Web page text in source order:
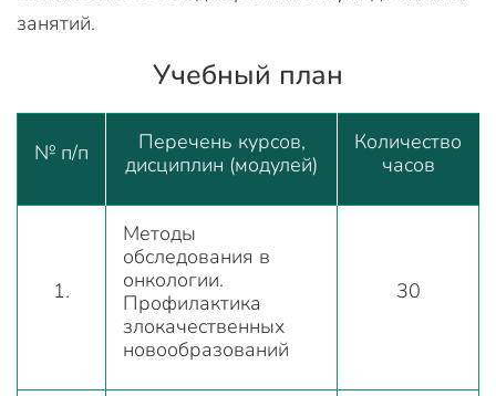
занятий.
Учебный план
№ п/п
Перечень курсов,
дисциплин (модулей)
Количество
часов
1.
Методы
обследования в
онкологии.
Профилактика
злокачественных
новообразований
30